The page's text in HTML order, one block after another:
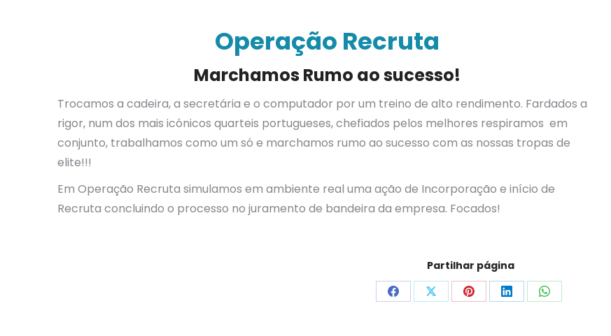
Operação Recruta
Marchamos Rumo ao sucesso!
Trocamos a cadeira, a secretária e o computador por um treino de alto rendimento. Fardados a
rigor, num dos mais icónicos quarteis portugueses, chefiados pelos melhores respiramos em
conjunto, trabalhamos como um só e marchamos rumo ao sucesso com as nossas tropas de
elite!!!
Em Operação Recruta simulamos em ambiente real uma ação de Incorporação e início de
Recruta concluindo o processo no juramento de bandeira da empresa. Focados!
Partilhar página
CompartilharCompartilharCompartilhar
CompartilharCompartilhar